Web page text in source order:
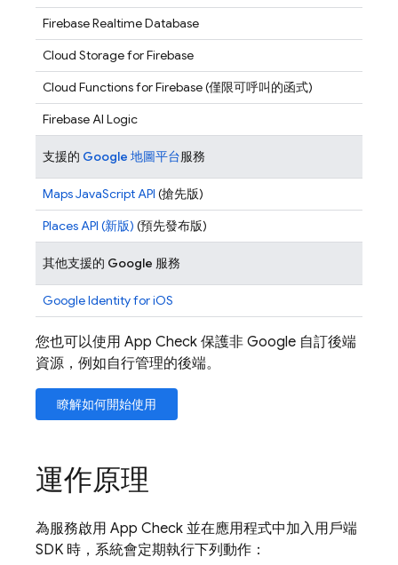
Firebase Realtime Database
Cloud Storage for Firebase
Cloud Functions for Firebase(僅限可呼叫的函式)
Firebase AI Logic
支援的 Google 地圖平台服務
Maps JavaScript API (搶先版)
Places API (新版) (預先發布版)
其他支援的 Google 服務
Google Identity for iOS
您也可以使用 App Check 保護非 Google 自訂後端
資源，例如自行管理的後端。
瞭解如何開始使用
運作原理
為服務啟用 App Check 並在應用程式中加入用戶端
SDK 時，系統會定期執行下列動作：